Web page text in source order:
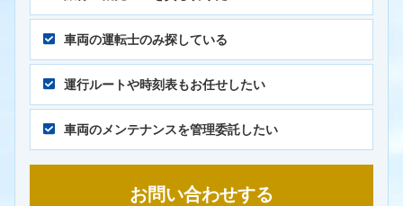
車両の運転士のみ探している
運行ルートや時刻表もお任せしたい
車両のメンテナンスを管理委託したい
お問い合わせする